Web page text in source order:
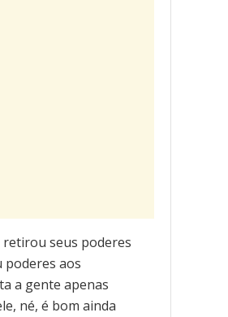
seus poderes
poderes aos
a gente apenas
né, é bom ainda